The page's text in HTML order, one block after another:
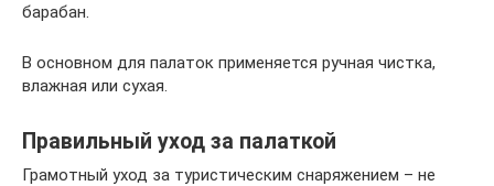
барабан.
В основном для палаток применяется ручная чистка,
влажная или сухая.
Правильный уход за палаткой
Грамотный уход за туристическим снаряжением – не